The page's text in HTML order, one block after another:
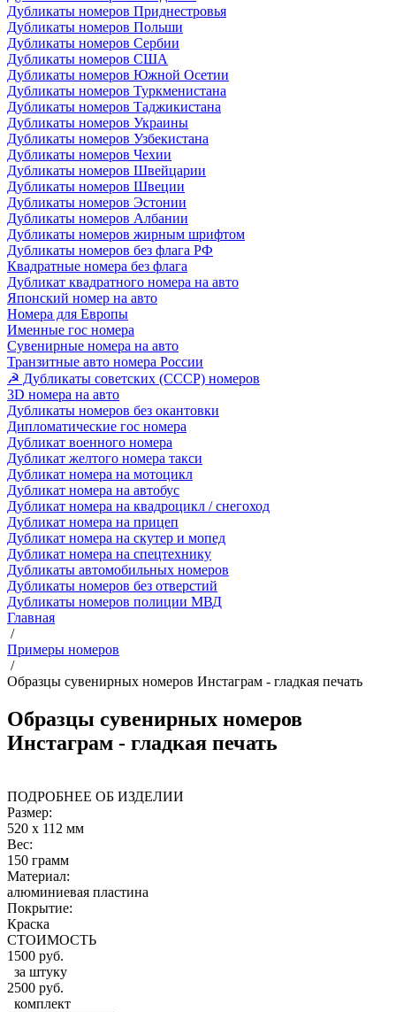
Дубликаты номеров Приднестровья
Дубликаты номеров Польши
Дубликаты номеров Сербии
Дубликаты номеров США
Дубликаты номеров Южной Осетии
Дубликаты номеров Туркменистана
Дубликаты номеров Таджикистана
Дубликаты номеров Украины
Дубликаты номеров Узбекистана
Дубликаты номеров Чехии
Дубликаты номеров Швейцарии
Дубликаты номеров Швеции
Дубликаты номеров Эстонии
Дубликаты номеров Албании
Дубликаты номеров жирным шрифтом
Дубликаты номеров без флага РФ
Квадратные номера без флага
Дубликат квадратного номера на авто
Японский номер на авто
Номера для Европы
Именные гос номера
Сувенирные номера на авто
Транзитные авто номера России
☭ Дубликаты советских (СССР) номеров
3D номера на авто
Дубликаты номеров без окантовки
Дипломатические гос номера
Дубликат военного номера
Дубликат желтого номера такси
Дубликат номера на мотоцикл
Дубликат номера на автобус
Дубликат номера на квадроцикл / снегоход
Дубликат номера на прицеп
Дубликат номера на скутер и мопед
Дубликат номера на спецтехнику
Дубликаты автомобильных номеров
Дубликаты номеров без отверстий
Дубликаты номеров полиции МВД
Главная
/
Примеры номеров
/
Образцы сувенирных номеров Инстаграм - гладкая печать
Образцы сувенирных номеров
Инстаграм - гладкая печать
ПОДРОБНЕЕ ОБ ИЗДЕЛИИ
Размер:
520 x 112 мм
Вес:
150 грамм
Материал:
алюминиевая пластина
Покрытие:
Краска
СТОИМОСТЬ
1500 руб.
за штуку
2500 руб.
комплект